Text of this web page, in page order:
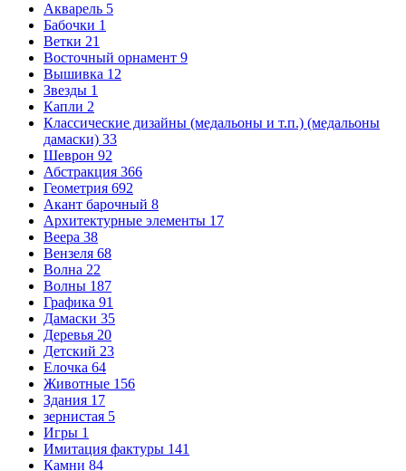
Акварель 5
Бабочки 1
Ветки 21
Восточный орнамент 9
Вышивка 12
Звезды 1
Капли 2
Классические дизайны (медальоны и т.п.) (медальоны
дамаски) 33
Шеврон 92
Абстракция 366
Геометрия 692
Акант барочный 8
Архитектурные элементы 17
Веера 38
Вензеля 68
Волна 22
Волны 187
Графика 91
Дамаски 35
Деревья 20
Детский 23
Елочка 64
Животные 156
Здания 17
зернистая 5
Игры 1
Имитация фактуры 141
Камни 84